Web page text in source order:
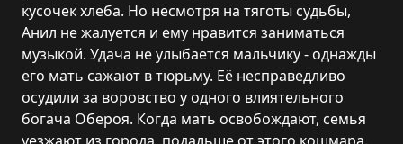
кусочек хлеба. Но несмотря на тяготы судьбы,
Анил не жалуется и ему нравится заниматься
музыкой. Удача не улыбается мальчику - однажды
его мать сажают в тюрьму. Её несправедливо
осудили за воровство у одного влиятельного
богача Обероя. Когда мать освобождают, семья